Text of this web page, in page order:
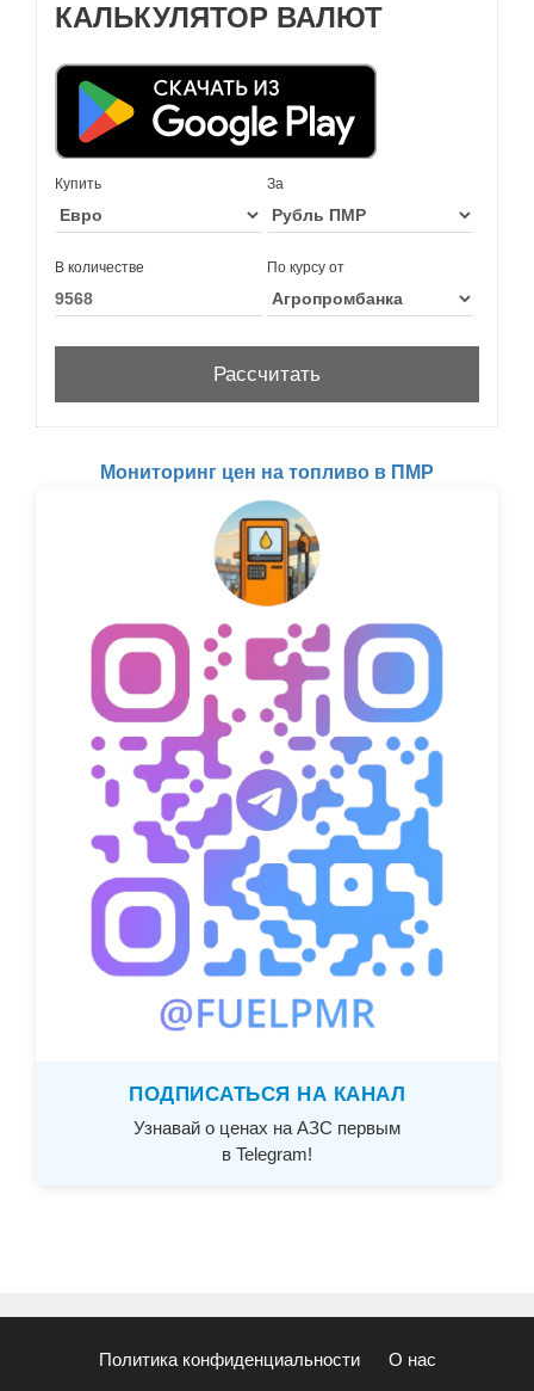
КАЛЬКУЛЯТОР ВАЛЮТ
Купить За
В количестве По курсу от
Мониторинг цен на топливо в ПМР
ПОДПИСАТЬСЯ НА КАНАЛ
Узнавай о ценах на АЗС первым
в Telegram!
Политика конфиденциальности О нас